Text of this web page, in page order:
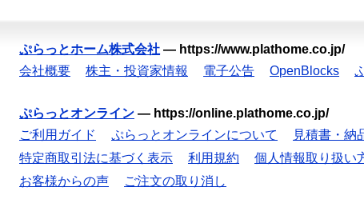
ぷらっとホーム株式会社 — https://www.plathome.co.jp/
会社概要
株主・投資家情報 電子公告 OpenBlocks
ぷらっとオンライン — https://online.plathome.co.jp/
ご利用ガイド
ぷらっとオンラインについて 見積書・納
特定商取引法に基づく表示
利用規約 個人情報取り扱い
お客様からの声
ご注文の取り消し